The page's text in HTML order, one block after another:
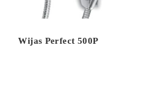
Wijas Perfect 500P